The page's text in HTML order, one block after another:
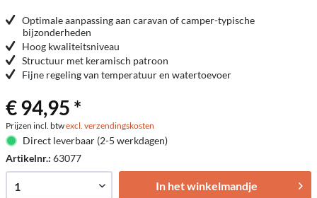
Optimale aanpassing aan caravan of camper-typische
bijzonderheden
Hoog kwaliteitsniveau
Structuur met keramisch patroon
Fijne regeling van temperatuur en watertoevoer
€ 94,95 *
Prijzen incl. btwexcl. verzendingskosten
Direct leverbaar (2-5 werkdagen)
Artikelnr.: 63077
In het winkelmandje